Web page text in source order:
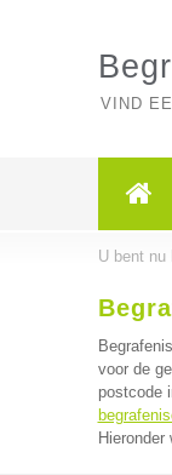
VIND
U bent nu
voor de
postcode